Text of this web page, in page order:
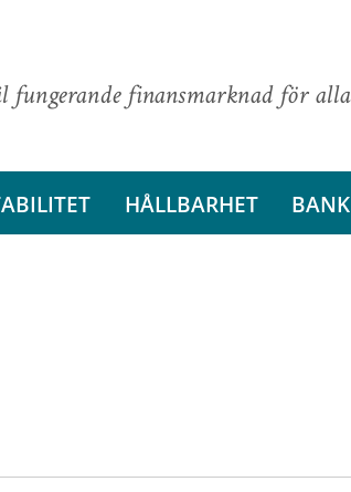
fungerande finansmarknad för alla
HÅLLBARHET BANK